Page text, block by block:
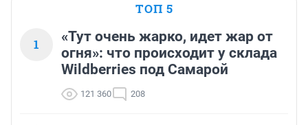
ТОП 5
1
«Тут очень жарко, идет жар от
огня»: что происходит у склада
Wildberries под Самарой
121 360 208